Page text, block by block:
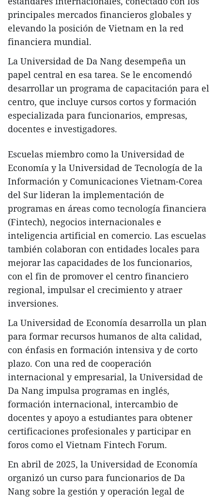
principales mercados financieros globales y
elevando la posición de Vietnam en la red
financiera mundial.
La Universidad de Da Nang desempeña un
papel central en esa tarea. Se le encomendó
desarrollar un programa de capacitación para el
centro, que incluye cursos cortos y formación
especializada para funcionarios, empresas,
docentes e investigadores.
Escuelas miembro como la Universidad de
Economía y la Universidad de Tecnología de la
Información y Comunicaciones Vietnam-Corea
del Sur lideran la implementación de
programas en áreas como tecnología financiera
(Fintech), negocios internacionales e
inteligencia artificial en comercio. Las escuelas
también colaboran con entidades locales para
mejorar las capacidades de los funcionarios,
con el fin de promover el centro financiero
regional, impulsar el crecimiento y atraer
inversiones.
La Universidad de Economía desarrolla un plan
para formar recursos humanos de alta calidad,
con énfasis en formación intensiva y de corto
plazo. Con una red de cooperación
internacional y empresarial, la Universidad de
Da Nang impulsa programas en inglés,
formación internacional, intercambio de
docentes y apoyo a estudiantes para obtener
certificaciones profesionales y participar en
foros como el Vietnam Fintech Forum.
En abril de 2025, la Universidad de Economía
organizó un curso para funcionarios de Da
Nang sobre la gestión y operación legal de